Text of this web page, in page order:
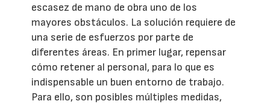
escasez de mano de obra uno de los
mayores obstáculos. La solución requiere de
una serie de esfuerzos por parte de
diferentes áreas. En primer lugar, repensar
cómo retener al personal, para lo que es
indispensable un buen entorno de trabajo.
Para ello, son posibles múltiples medidas,